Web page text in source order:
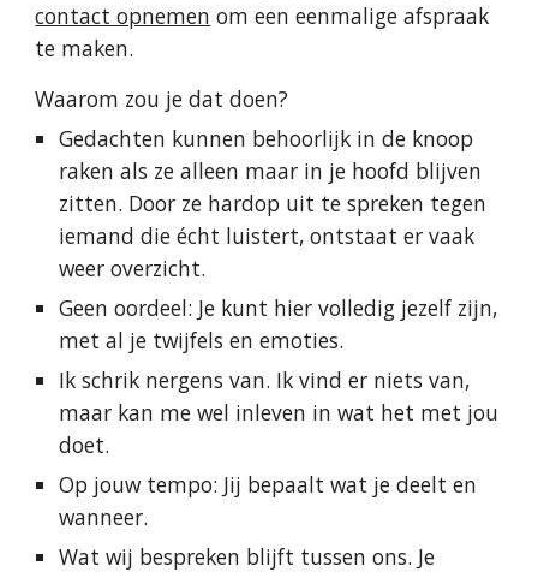
contact opnemen om een eenmalige afspraak
te maken.
Waarom zou je dat doen?
Gedachten kunnen behoorlijk in de knoop
raken als ze alleen maar in je hoofd blijven
zitten. Door ze hardop uit te spreken tegen
iemand die écht luistert, ontstaat er vaak
weer overzicht.
Geen oordeel: Je kunt hier volledig jezelf zijn,
met al je twijfels en emoties.
Ik schrik nergens van. Ik vind er niets van,
maar kan me wel inleven in wat het met jou
doet.
Op jouw tempo: Jij bepaalt wat je deelt en
wanneer.
Wat wij bespreken blijft tussen ons. Je